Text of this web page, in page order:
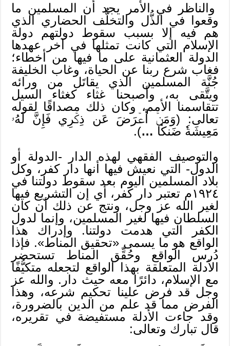
والناظر في الأمر يجد أن المسلمين ما
وقعوا في الذُّل والتخلُّف الحضاري الذي
هم فيه إلا بسبب سقوط دولتهم دولة
الإسلام التي كانت تمثلها في آخر عهدها
الدولة العثمانية على ما فيها من أخطاء؛
فغاب شرع ربنا عن الحياة، وغاب الخليفة
جُنَّة المسلمين الذي يقاتَل من ورائه
ويتَّقى به، وأصبحنا غثاء كغثاء السيل
تتقاسمنا الأمم، وكان ذلك مصداقًا لقوله
تعالى: (وَمَنۡ أَعۡرَضَ عَن ذِكۡرِي فَإِنَّ لَهُۥ
مَعِيشَةٗ ضَنكٗا …
).
والتوصيف الفقهي لهذه الدار -الدولة أو
الدول- التي نعيش فيها أنها دار كفر، وكل
بلاد المسلمين اليوم بعد سقوط دولتنا في
١٩٢٤م تعتبر دار كفر، أي إن التشريع فيها
لغير الله عز وجل، ونتج عن ذلك أن كان
السلطان فيها لغير المسلمين، وإنما لدول
الكفر التي هدمت دولتنا. وإدراك هذا
الواقع هو ما يسمى «تحقيق المناط». فإذا
دُرس الواقع وحُقِّق المناط تستحضر
الأدلة المتعلقة بهذا الواقع لتجعله متكيُّفًا
مع الإسلام، دائرًا معه حيث دار. والله عز
وجل قد فرض علينا تحكيم شرعه، وهذا
الفرض مما قد علم من الدين بالضرورة،
وقد جاءت الأدلة مستفيضة في تقريره،
قال تبارك وتعالى: